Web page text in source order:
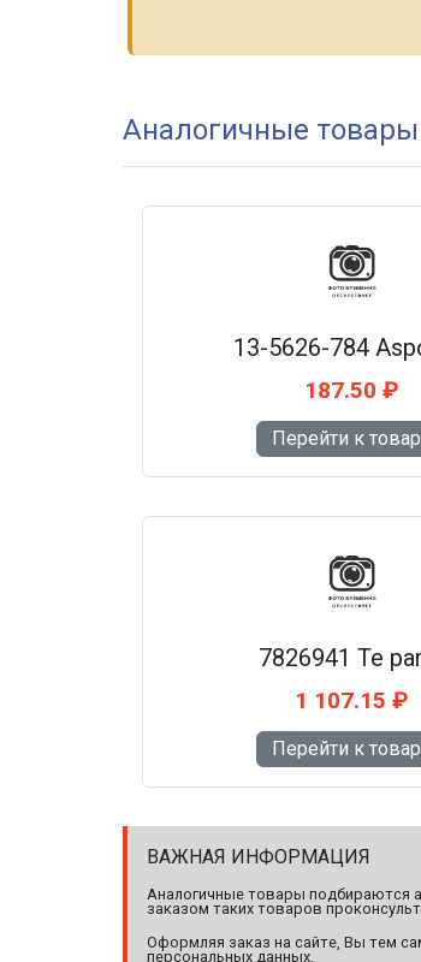
Аналогичные товары
13-5626-784
187.50 ₽
Перейти к
7826941 Te
1 107.15 ₽
Перейти к
ВАЖНАЯ ИНФОРМАЦИЯ
Аналогичные товары подбираются
заказом таких товаров
Оформляя заказ на сайте, Вы тем
персональных данных.